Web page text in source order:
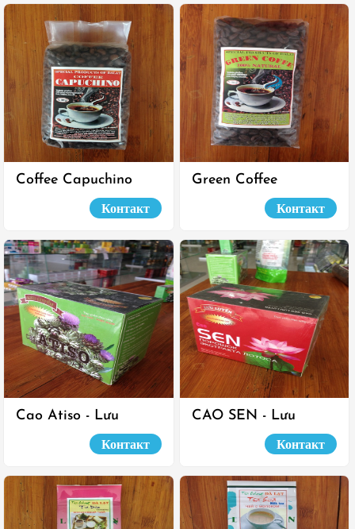
Coffee Capuchino
Контакт
Green Coffee
Контакт
Cao Atiso - Lưu
Контакт
CAO SEN - Lưu
Контакт